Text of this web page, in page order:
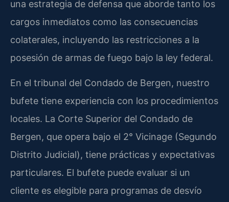
una estrategia de defensa que aborde tanto los
cargos inmediatos como las consecuencias
colaterales, incluyendo las restricciones a la
posesión de armas de fuego bajo la ley federal.
En el tribunal del Condado de Bergen, nuestro
bufete tiene experiencia con los procedimientos
locales. La Corte Superior del Condado de
Bergen, que opera bajo el 2° Vicinage (Segundo
Distrito Judicial), tiene prácticas y expectativas
particulares. El bufete puede evaluar si un
cliente es elegible para programas de desvío